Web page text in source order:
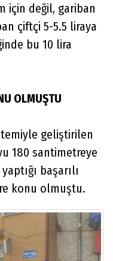
için değil, gariban
çiftçi 5-5.5 liraya
bu 10 lira
OLMUŞTU
geliştirilen
180 santimetreye
başarılı
konu olmuştu.